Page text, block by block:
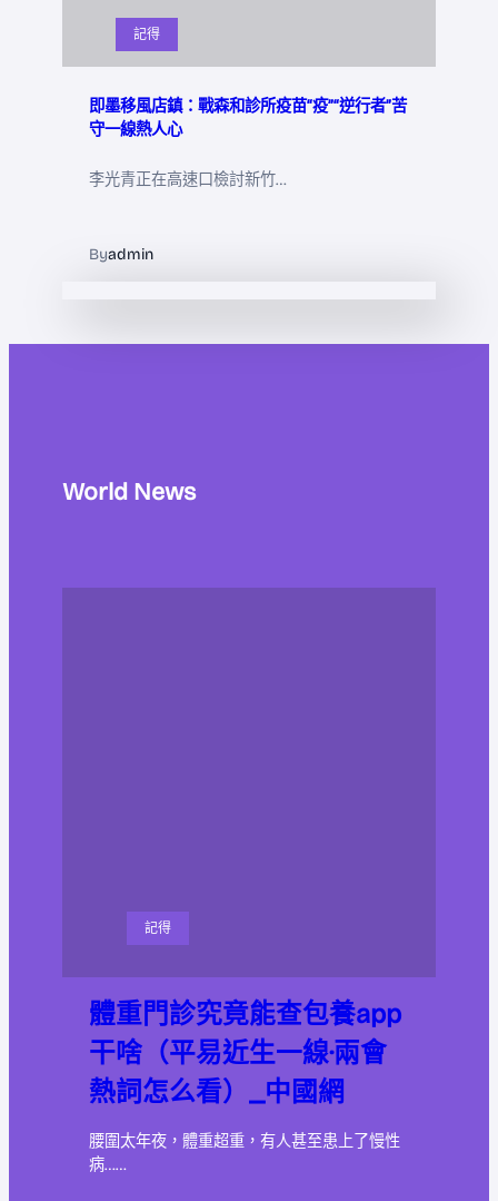
記得
即墨移風店鎮：戰森和診所疫苗“疫”“逆行者”苦
守一線熱人心
李光青正在高速口檢討新竹…
Byadmin
World News
記得
體重門診究竟能查包養app
干啥（平易近生一線·兩會
熱詞怎么看）_中國網
腰圍太年夜，體重超重，有人甚至患上了慢性
病……